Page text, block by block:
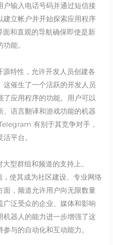
输入电话号码并通过短信接
立帐户并开始探索应用程序
和直观的导航确保即使是新
能。
特性，允许开发人员创建各
催生了一个活跃的开发人员
应用程序的功能。用户可以
语言翻译和游戏功能的机器
有别于其竞争对手，
平台。
型群组和频道的支持上。
使其成为社区建设、专业网络
，频道允许用户向无限数量
泛受众的企业、媒体和影响
器人的能力进一步增强了这
与的自动化和互动能力。